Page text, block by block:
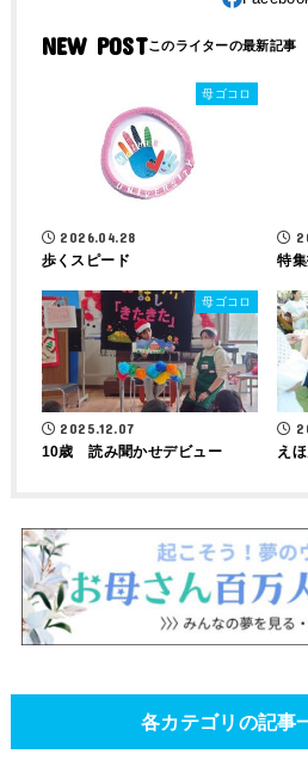
NEW POST
母ゴコロ
2026.04.28
歩くスピード 特
母ゴコロ
2025.12.07
10歳 読み聞かせデビュー え
各カテゴリの記事